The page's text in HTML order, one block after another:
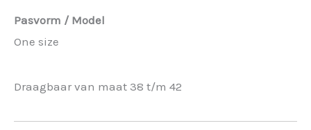
Pasvorm / Model
One size
Draagbaar van maat 38 t/m 42